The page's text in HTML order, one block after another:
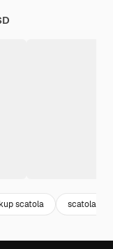
scatola scatola